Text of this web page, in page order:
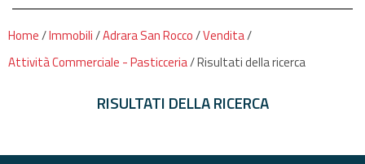
Home/Immobili/Adrara San Rocco/Vendita/
Attività Commerciale - Pasticceria/Risultati della ricerca
RISULTATI DELLA RICERCA